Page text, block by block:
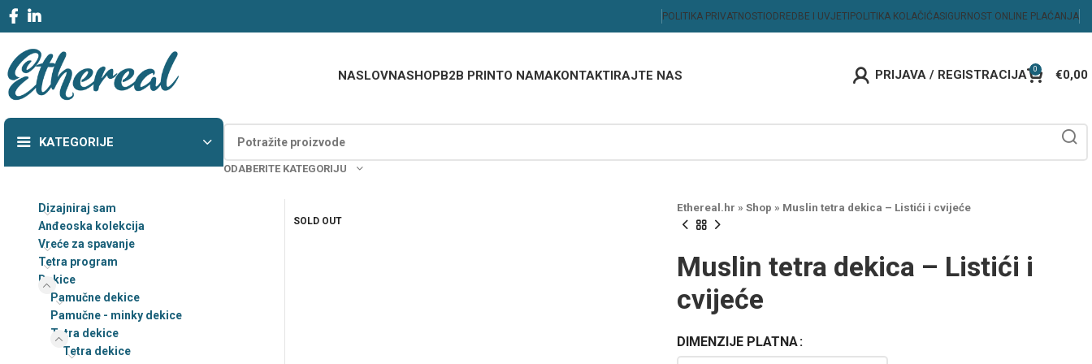
POLITIKA PRIVATNOSTI ODREDBE I UVJETI POLITIKA KOLAČIĆASIGURNOST ONLINE PLAĆANJA
NASLOVNASHOPB2B PRINTO NAMAKONTAKTIRAJTE NAS PRIJAVA / REGISTRACIJA 0 €0,00
KATEGORIJE
Vreće za spavanje
dizajniraj sam
ODABERITE KATEGORIJU
SOLD OUT
Ethereal.hr » Shop » Muslin tetra dekica – Listići i cvijeće
Muslin tetra dekica – Listići i
cvijeće
DIMENZIJE PLATNA
Dizajniraj sam
Anđeoska kolekcija
Vreće za spavanje
Tetra program
Dekice
Pamučne dekice
Pamučne - minky dekice
Tetra dekice
Tetra dekice